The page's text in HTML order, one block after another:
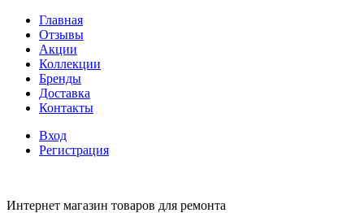
Главная
Отзывы
Акции
Коллекции
Бренды
Доставка
Контакты
Вход
Регистрация
Интернет магазин товаров для ремонта